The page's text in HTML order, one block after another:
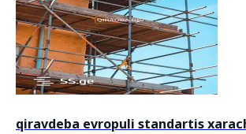
qiravdeba evropuli standartis